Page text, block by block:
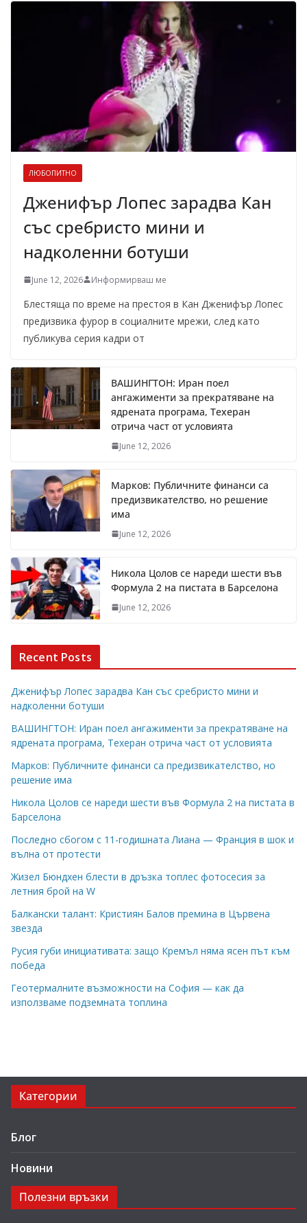
ЛЮБОПИТНО
Дженифър Лопес зарадва Кан
със сребристо мини и
надколенни ботуши
June 12, 2026 Информирваш ме
Блестяща по време на престоя в Кан Дженифър Лопес
предизвика фурор в социалните мрежи, след като
публикува серия кадри от
ВАШИНГТОН: Иран поел
ангажименти за прекратяване на
ядрената програма, Техеран
отрича част от условията
June 12, 2026
Марков: Публичните финанси са
предизвикателство, но решение
има
June 12, 2026
Никола Цолов се нареди шести във
Формула 2 на пистата в Барселона
June 12, 2026
Recent Posts
Дженифър Лопес зарадва Кан със сребристо мини и
надколенни ботуши
ВАШИНГТОН: Иран поел ангажименти за прекратяване на
ядрената програма, Техеран отрича част от условията
Марков: Публичните финанси са предизвикателство, но
решение има
Никола Цолов се нареди шести във Формула 2 на пистата в
Барселона
Последно сбогом с 11-годишната Лиана — Франция в шок и
вълна от протести
Жизел Бюндхен блести в дръзка топлес фотосесия за
летния брой на W
Балкански талант: Кристиян Балов премина в Цървена
звезда
Русия губи инициативата: защо Кремъл няма ясен път към
победа
Геотермалните възможности на София — как да
използваме подземната топлина
Категории
Блог
Новини
Полезни връзки